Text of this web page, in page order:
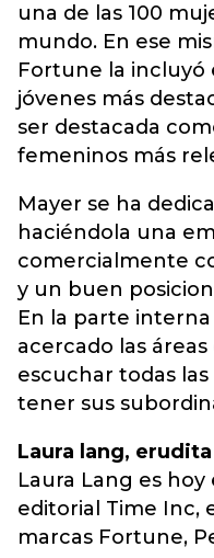
una de las 100
mundo. En ese
Fortune la incluyó
jóvenes más
ser destacada
femeninos más
Mayer se ha
haciéndola una
comercialmente
y un buen
En la parte
acercado las
escuchar todas
tener sus
Laura lang,
Laura Lang es hoy
editorial Time Inc,
marcas Fortune,